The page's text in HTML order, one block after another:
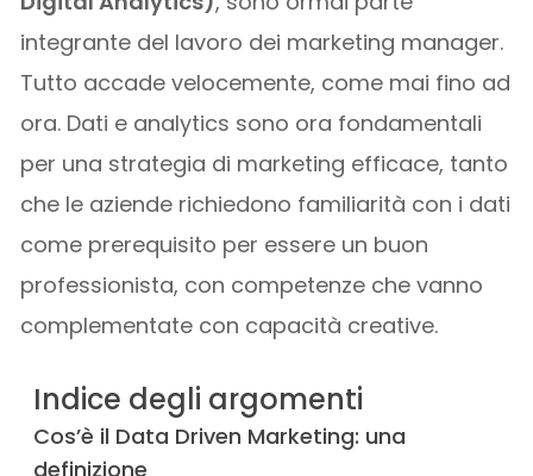
integrante del lavoro dei marketing manager.
Tutto accade velocemente, come mai fino ad
ora. Dati e analytics sono ora fondamentali
per una strategia di marketing efficace, tanto
che le aziende richiedono familiarità con i dati
come prerequisito per essere un buon
professionista, con competenze che vanno
complementate con capacità creative.
Indice degli argomenti
Cos’è il Data Driven Marketing: una
definizione